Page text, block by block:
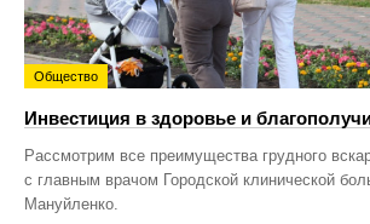
Общество
Инвестиция в здоровье и
Рассмотрим все преимущества грудного
с главным врачом Городской клинической
Мануйленко.